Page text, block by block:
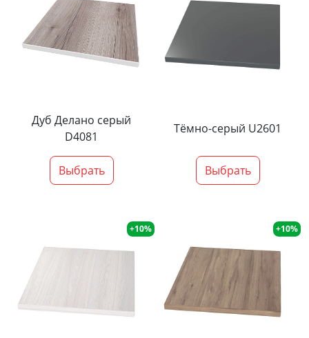
Дуб Делано серый
D4081
Выбрать
Тёмно-серый U2601
Выбрать
+10% +10%